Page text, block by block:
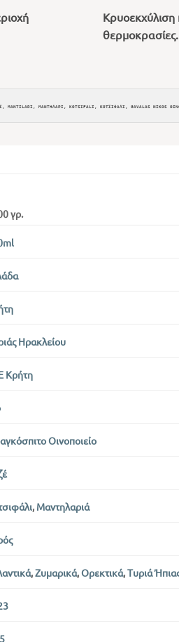
Κρυοεκχύλιση
θερμοκρασίες.
γρ.
Ηρακλείου
Κρήτη
Οινοποιείο
, Μαντηλαριά
,Ζυμαρικά,Ορεκτικά,Τυριά